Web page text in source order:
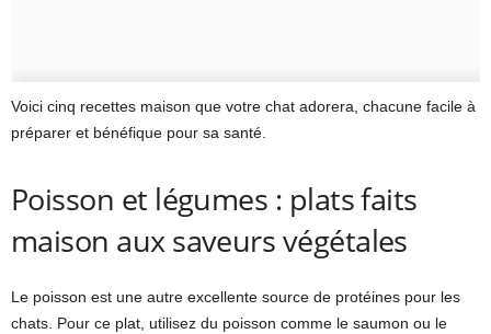
Voici cinq recettes maison que votre chat adorera, chacune facile à
préparer et bénéfique pour sa santé.
Poisson et légumes : plats faits
maison aux saveurs végétales
Le poisson est une autre excellente source de protéines pour les
chats. Pour ce plat, utilisez du poisson comme le saumon ou le